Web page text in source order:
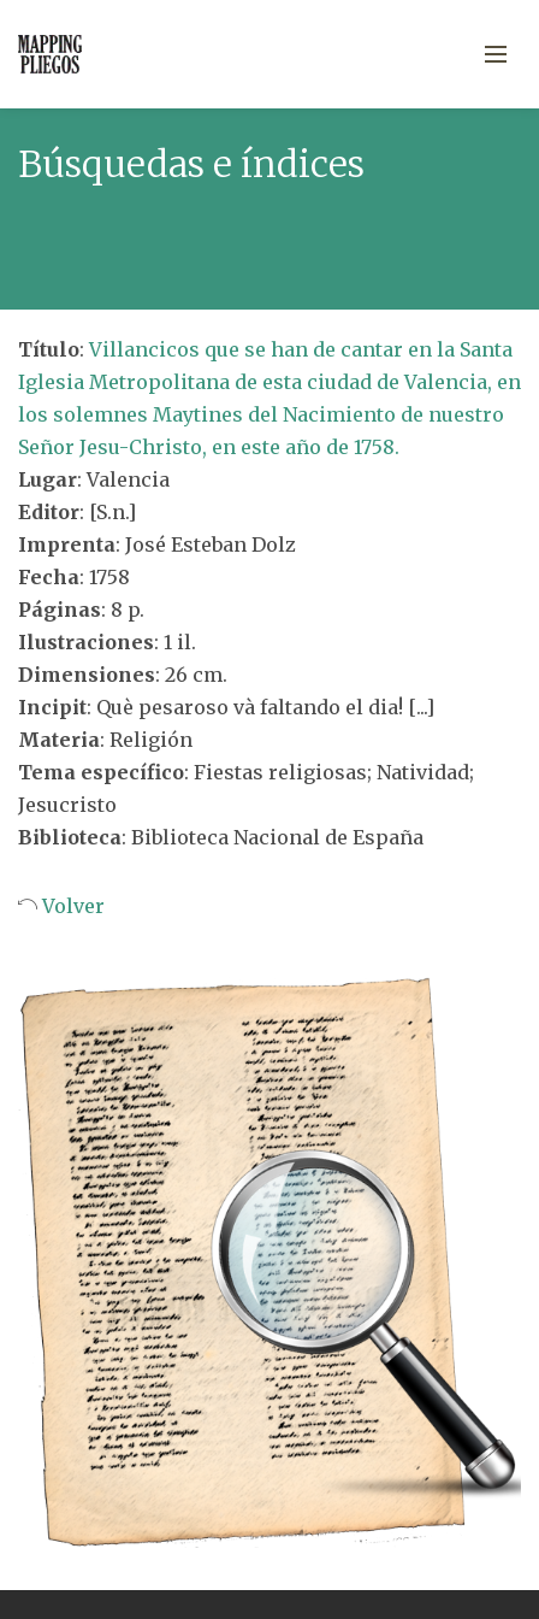
Búsquedas e índices
Título:Villancicos que se han de cantar en la Santa
Iglesia Metropolitana de esta ciudad de Valencia, en
los solemnes Maytines del Nacimiento de nuestro
Señor Jesu-Christo, en este año de 1758.
Lugar: Valencia
Editor: [S.n.]
Imprenta: José Esteban Dolz
Fecha: 1758
Páginas: 8 p.
Ilustraciones: 1 il.
Dimensiones: 26 cm.
Incipit: Què pesaroso và faltando el dia! [...]
Materia: Religión
Tema específico: Fiestas religiosas; Natividad;
Jesucristo
Biblioteca: Biblioteca Nacional de España
Volver